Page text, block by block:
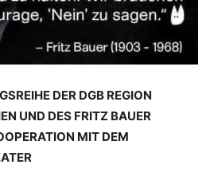
DER DGB REGION
UND DES FRITZ BAUER
MIT DEM